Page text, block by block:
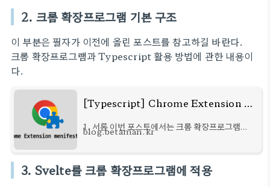
2. 크롬 확장프로그램 기본 구조
이 부분은 필자가 이전에 올린 포스트를 참고하길 바란다.
크롬 확장프로그램과 Typescript 활용 방법에 관한 내용이
다.
[Typescript] Chrome Extension manifest v3
1. 서론 이번 포스트에서는 크롬 확장프로그램
manifest v3와 Typescript 활용 방법에 대해
Background로 이루어져있다. 이 둘은 웹서비스
로 비유하자면 Frontend
blog.betaman.kr
3. Svelte를 크롬 확장프로그램에 적용